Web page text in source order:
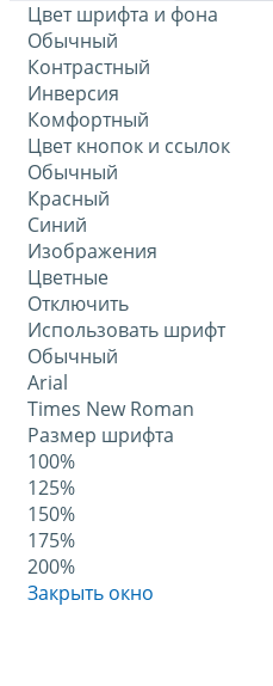
Цвет шрифта и фона
Обычный
Контрастный
Инверсия
Комфортный
Цвет кнопок и ссылок
Обычный
Красный
Синий
Изображения
Цветные
Отключить
Использовать шрифт
Обычный
Arial
Times New Roman
Размер шрифта
100%
125%
150%
175%
200%
Закрыть окно